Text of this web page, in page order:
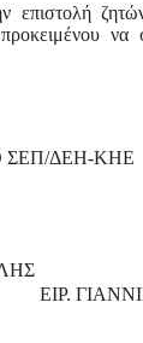
επιστολή
να
ΣΕΠ/ΔΕΗ-ΚΗΕ
ΕΙΡ.